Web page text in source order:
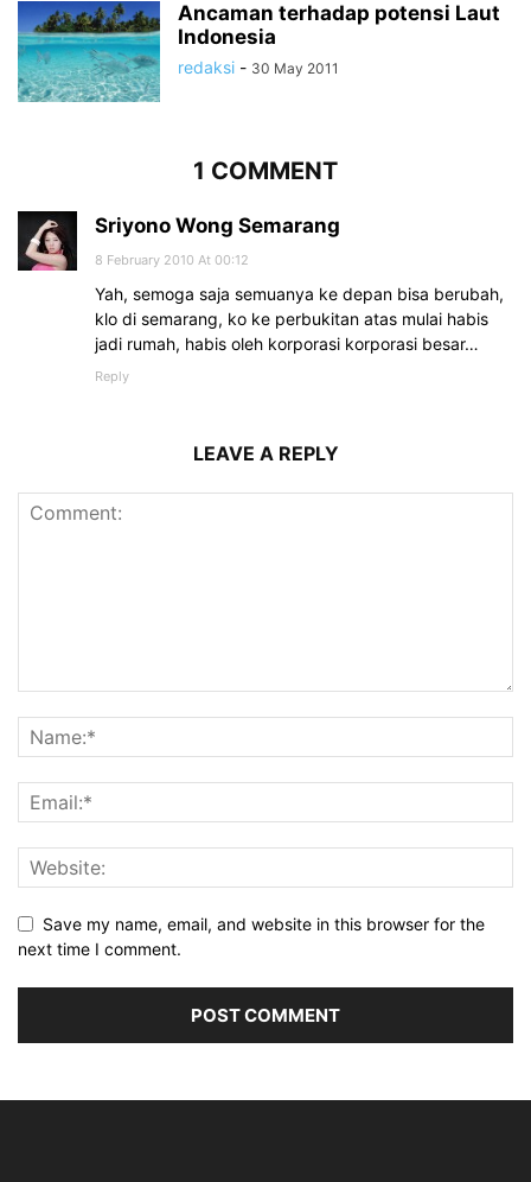
Ancaman terhadap potensi Laut
Indonesia
redaksi - 30 May 2011
1 COMMENT
Sriyono Wong Semarang
8 February 2010 At 00:12
Yah, semoga saja semuanya ke depan bisa berubah,
klo di semarang, ko ke perbukitan atas mulai habis
jadi rumah, habis oleh korporasi korporasi besar…
Reply
LEAVE A REPLY
Save my name, email, and website in this browser for the
next time I comment.